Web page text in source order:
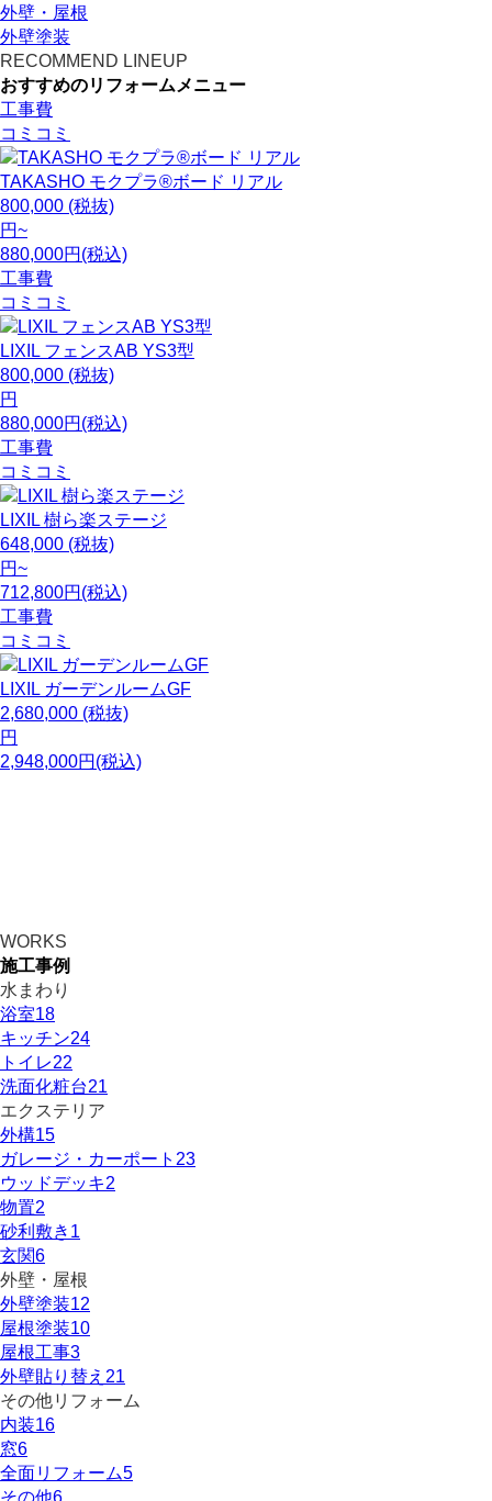
外壁・屋根
外壁塗装
RECOMMEND LINEUP
おすすめのリフォームメニュー
工事費
コミコミ
TAKASHO モクプラ®ボード リアル
800,000 (税抜)
円~
880,000円(税込)
工事費
コミコミ
LIXIL フェンスAB YS3型
800,000 (税抜)
円
880,000円(税込)
工事費
コミコミ
LIXIL 樹ら楽ステージ
648,000 (税抜)
円~
712,800円(税込)
工事費
コミコミ
LIXIL ガーデンルームGF
2,680,000 (税抜)
円
2,948,000円(税込)
WORKS
施工事例
水まわり
浴室18
キッチン24
トイレ22
洗面化粧台21
エクステリア
外構15
ガレージ・カーポート 23
ウッドデッキ2
物置2
砂利敷き 1
玄関6
外壁・屋根
外壁塗装12
屋根塗装10
屋根工事3
外壁貼り替え 21
その他リフォーム
内装16
窓6
全面リフォーム5
その他6